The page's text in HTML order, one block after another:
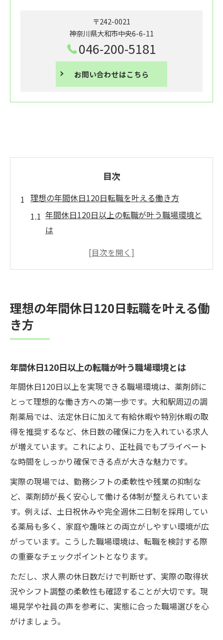
〒242-0021
神奈川県大和市中央6-6-11
046-200-5181
お問い合わせはこちら
目次
理想の年間休日120日転職を叶える働き方
年間休日120日以上の転職が叶う職場環境と
は
薬剤師に適した年間休日120日以上の魅力
ワークライフバランス重視なら年間休日120日
以上
フバランス
景
ワークライフバランスに効く年間休日120日
年間休日120日以上で家族時間も大切にでき
る働き方
件
薬剤師が安心して働くための休日取得実態
年間休日120日以上の薬剤師の休日実態を解
説
年間休日120日以上で実現する安心の職場環
境
薬剤師が語る年間休日120日以上の取得状況
年間休日120日以上で安心できるシフト体制
転職先で注目したい年間休日120日以上の実
理想の年間休日120日転職を叶える働
き方
年間休日120日以上の転職が叶う職場環境とは
年間休日120日以上を実現できる職場環境は、薬剤師に
とって理想的な働き方への第一歩です。大和駅周辺の調
剤薬局では、法定休日に加えて有給休暇や特別休暇の取
得を推奨するなど、休日数の確保に力を入れている求人
が増えています。これにより、正社員でもプライベート
な時間をしっかり確保できる点が大きな魅力です。
実際の現場では、勤務シフトの柔軟性や残業の抑制な
ど、薬剤師が長く安心して働ける体制が整えられていま
す。例えば、土日祝休みや完全週休二日制を採用してい
る薬局も多く、家庭や趣味との両立がしやすい環境が広
がっています。こうした職場環境は、転職を検討する際
の重要なチェックポイントとなります。
ただし、求人票の休日数だけで判断せず、実際の取得状
況やシフト調整の柔軟性も確認することが大切です。現
場見学や社員の声を参考に、実態に合った職場選びを心
がけましょう。